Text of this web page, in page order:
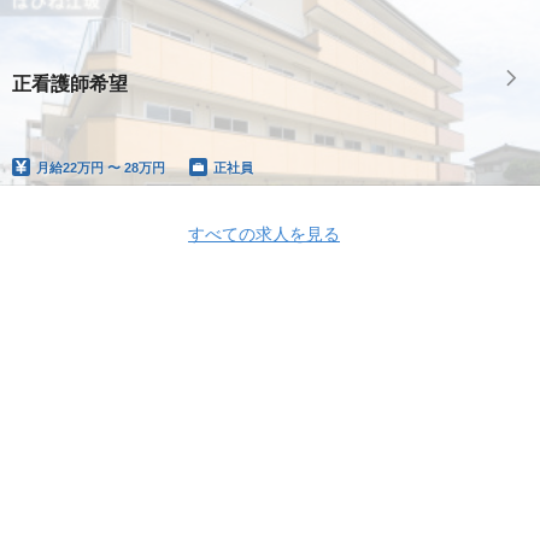
正看護師希望
月給22万円 〜 28万円 正社員
すべての求人を見る